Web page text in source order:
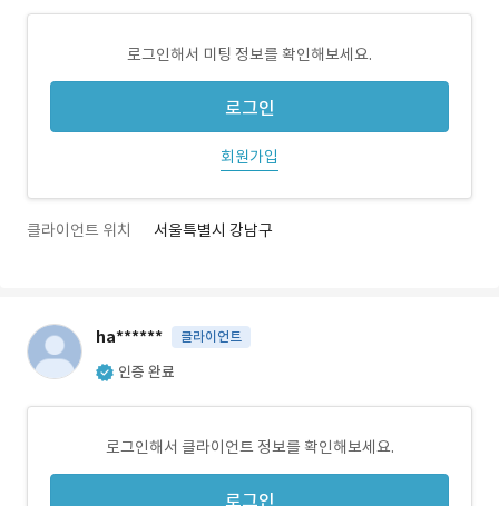
로그인해서 미팅 정보를 확인해보세요.
로그인
회원가입
클라이언트 위치 서울특별시 강남구
ha****** 클라이언트
인증 완료
로그인해서 클라이언트 정보를 확인해보세요.
로그인